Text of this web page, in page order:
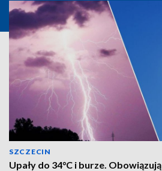
SZCZECIN
Upały do 34°C i burze.